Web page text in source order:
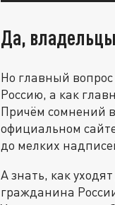
Да,
Но главный
Россию, а как
Причём сомнений
официальном
до мелких
А знать, как
гражданина